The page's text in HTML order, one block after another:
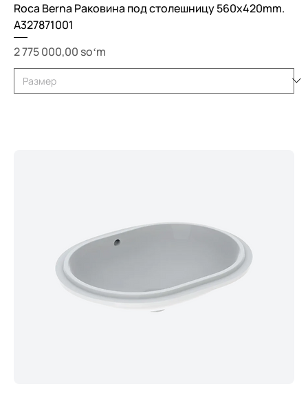
Roca Berna Раковина под столешницу 560x420mm.
A327871001
Price
2 775 000,00 soʻm